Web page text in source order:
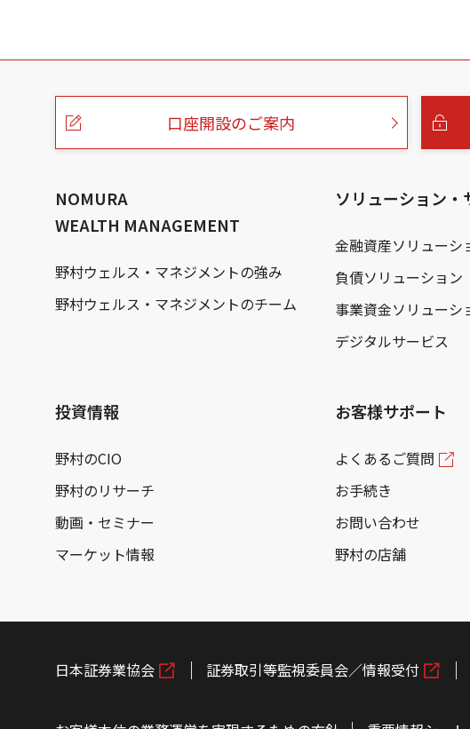
こ
口座開設のご案内
NOMURA
WEALTH MANAGEMENT
野村ウェルス・マネジメントの強み
野村ウェルス・マネジメントのチーム
ソリューション・
金融資産ソリューシ
負債ソリューション
事業資金ソリューシ
デジタルサービス
投資情報
野村のCIO
野村のリサーチ
動画・セミナー
マーケット情報
お客様サポート
よくあるご質問
お手続き
お問い合わせ
野村の店舗
日本証券業協会 証券取引等監視委員会／情報受付